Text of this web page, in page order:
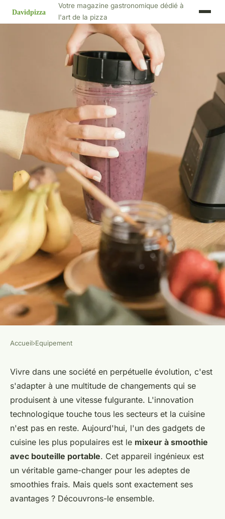
Votre magazine gastronomique dédié à
l'art de la pizza
EQUIPEMENT
Quels sont les avantages d'un
mixeur à smoothie avec
bouteille portable pour une
consommation immédiate?
Soan•4 juin 2024 •7 min de lecture
Accueil›Equipement
Vivre dans une société en perpétuelle évolution, c'est
s'adapter à une multitude de changements qui se
produisent à une vitesse fulgurante. L'innovation
technologique touche tous les secteurs et la cuisine
n'est pas en reste. Aujourd'hui, l'un des gadgets de
cuisine les plus populaires est le mixeur à smoothie
avec bouteille portable. Cet appareil ingénieux est
un véritable game-changer pour les adeptes de
smoothies frais. Mais quels sont exactement ses
avantages ? Découvrons-le ensemble.